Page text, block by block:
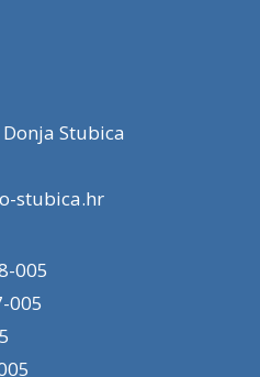
Stubica
stubica.hr
005
005